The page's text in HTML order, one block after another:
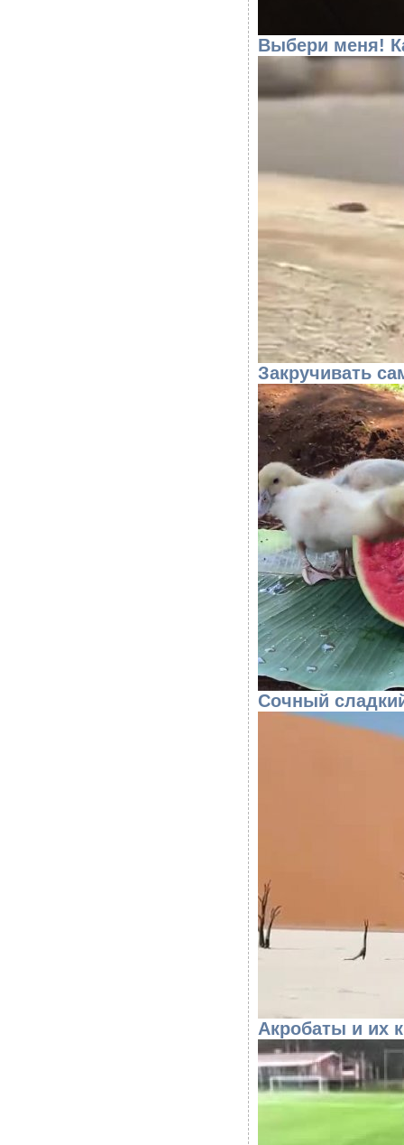
Выбери меня!
Закручивать
Сочный
Акробаты и их